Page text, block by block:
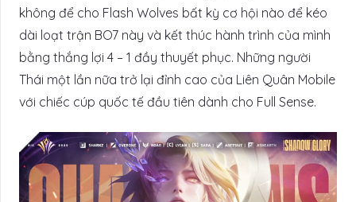
không để cho Flash Wolves bất kỳ cơ hội nào để kéo
dài loạt trận BO7 này và kết thúc hành trình của mình
bằng thắng lợi 4 – 1 đầy thuyết phục. Những người
Thái một lần nữa trở lại đỉnh cao của Liên Quân Mobile
với chiếc cúp quốc tế đầu tiên dành cho Full Sense.